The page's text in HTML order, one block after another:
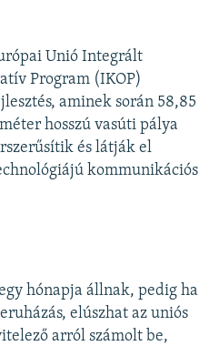
Unió Integrált
Program (IKOP)
aminek során 58,85
hosszú vasúti pálya
és látják el
kommunikációs
hónapja állnak, pedig ha
elúszhat az uniós
arról számolt be,